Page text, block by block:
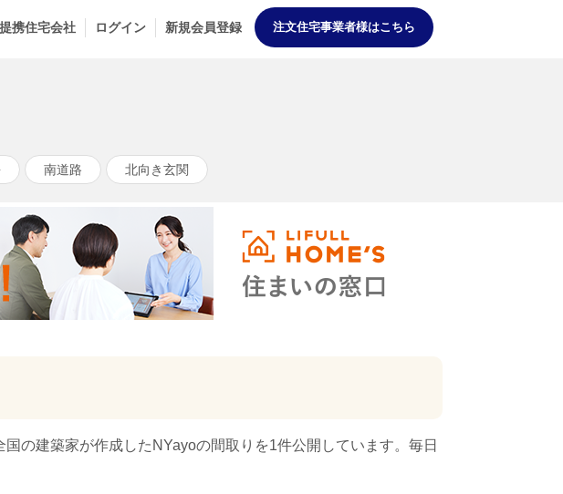
提携住宅会社 ログイン 新規会員登録 注文住宅事業者様はこちら
南道路 北向き玄関
の建築家が作成したNYayoの間取りを1件公開しています。毎日